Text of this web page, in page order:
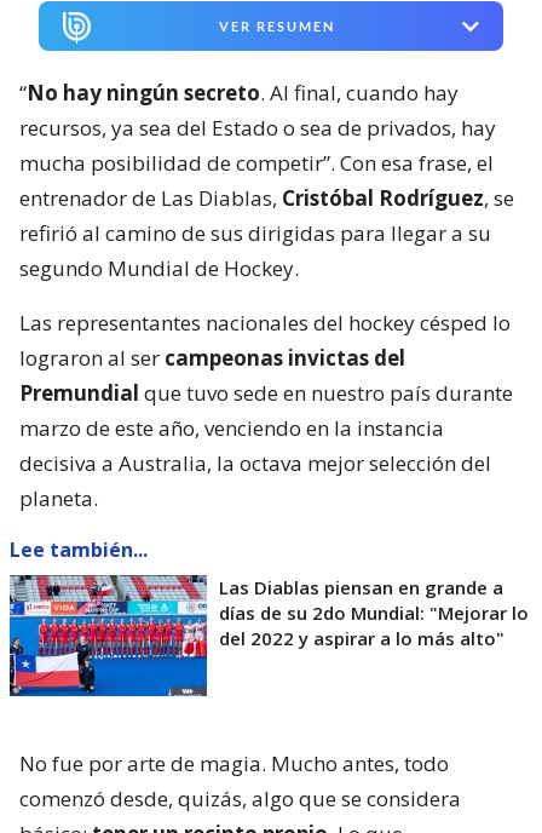
VER RESUMEN
“No hay ningún secreto. Al final, cuando hay
recursos, ya sea del Estado o sea de privados, hay
mucha posibilidad de competir”. Con esa frase, el
entrenador de Las Diablas, Cristóbal Rodríguez, se
refirió al camino de sus dirigidas para llegar a su
segundo Mundial de Hockey.
Las representantes nacionales del hockey césped lo
lograron al ser campeonas invictas del
Premundial que tuvo sede en nuestro país durante
marzo de este año, venciendo en la instancia
decisiva a Australia, la octava mejor selección del
planeta.
Lee también...
Las Diablas piensan en grande a
días de su 2do Mundial: "Mejorar lo
del 2022 y aspirar a lo más alto"
No fue por arte de magia. Mucho antes, todo
comenzó desde, quizás, algo que se considera